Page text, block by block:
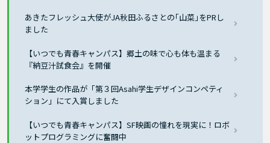
あきたフレッシュ大使がJA秋田ふるさとの｢山菜｣をPRし
ました
【いつでも青春キャンパス】郷土の味で心も体も温まる
『納豆汁試食会』を開催
本学学生の作品が「第３回Asahi学生デザインコンペティ
ション」にて入賞しました
【いつでも青春キャンパス】SF映画の憧れを現実に！ロボ
ットプログラミングに奮闘中